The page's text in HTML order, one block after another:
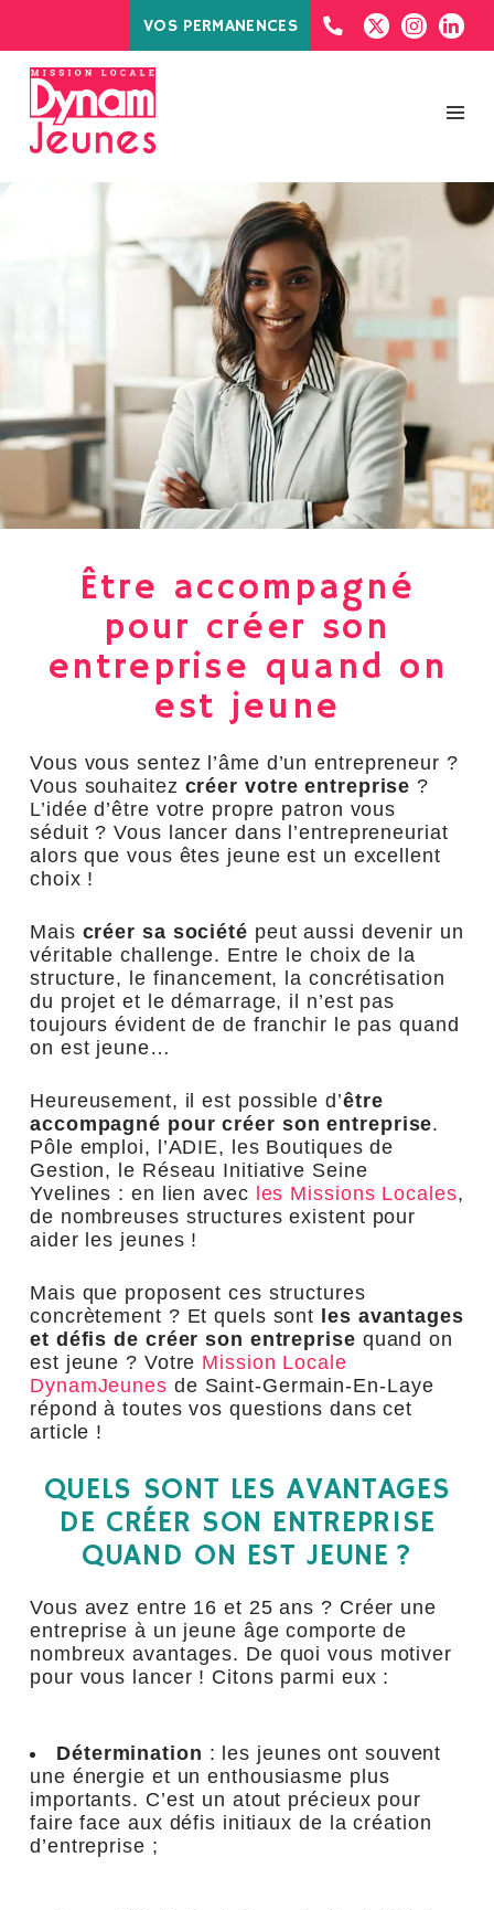
VOS PERMANENCES
Être accompagné
pour créer son
entreprise quand on
est jeune
Vous vous sentez l’âme d’un entrepreneur ?
Vous souhaitez créer votre entreprise ?
L’idée d’être votre propre patron vous
séduit ? Vous lancer dans l’entrepreneuriat
alors que vous êtes jeune est un excellent
choix !
Mais créer sa société peut aussi devenir un
véritable challenge. Entre le choix de la
structure, le financement, la concrétisation
du projet et le démarrage, il n’est pas
toujours évident de de franchir le pas quand
on est jeune…
Heureusement, il est possible d’être
accompagné pour créer son entreprise.
Pôle emploi, l’ADIE, les Boutiques de
Gestion, le Réseau Initiative Seine
Yvelines : en lien avec les Missions Locales,
de nombreuses structures existent pour
aider les jeunes !
Mais que proposent ces structures
concrètement ? Et quels sont les avantages
et défis de créer son entreprise quand on
est jeune ? Votre Mission Locale
DynamJeunes de Saint-Germain-En-Laye
répond à toutes vos questions dans cet
article !
QUELS SONT LES AVANTAGES
DE CRÉER SON ENTREPRISE
QUAND ON EST JEUNE ?
Vous avez entre 16 et 25 ans ? Créer une
entreprise à un jeune âge comporte de
nombreux avantages. De quoi vous motiver
pour vous lancer ! Citons parmi eux :
Détermination : les jeunes ont souvent
une énergie et un enthousiasme plus
importants. C’est un atout précieux pour
faire face aux défis initiaux de la création
d’entreprise ;